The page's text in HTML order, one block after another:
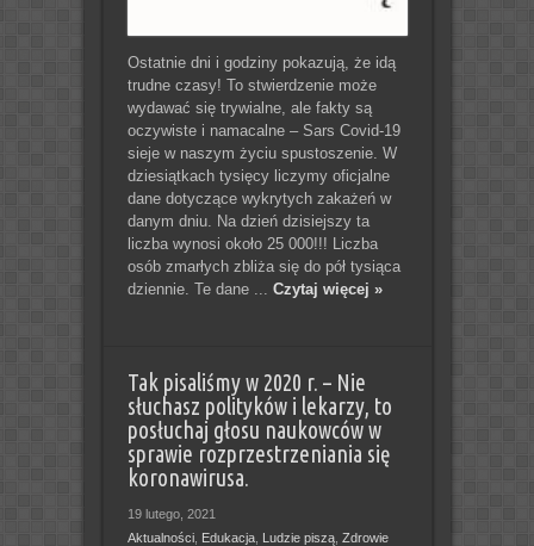
Ostatnie dni i godziny pokazują, że idą
trudne czasy! To stwierdzenie może
wydawać się trywialne, ale fakty są
oczywiste i namacalne – Sars Covid-19
sieje w naszym życiu spustoszenie. W
dziesiątkach tysięcy liczymy oficjalne
dane dotyczące wykrytych zakażeń w
danym dniu. Na dzień dzisiejszy ta
liczba wynosi około 25 000!!! Liczba
osób zmarłych zbliża się do pół tysiąca
dziennie. Te dane ... Czytaj więcej »
Tak pisaliśmy w 2020 r. – Nie
słuchasz polityków i lekarzy, to
posłuchaj głosu naukowców w
sprawie rozprzestrzeniania się
koronawirusa.
19 lutego, 2021
Aktualności, Edukacja, Ludzie piszą, Zdrowie